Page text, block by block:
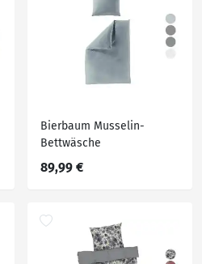
Bierbaum Musselin-
Bettwäsche
89,99 €